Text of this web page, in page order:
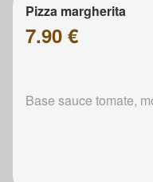
Pizza margherita
7.90 €
Base sauce tomate,